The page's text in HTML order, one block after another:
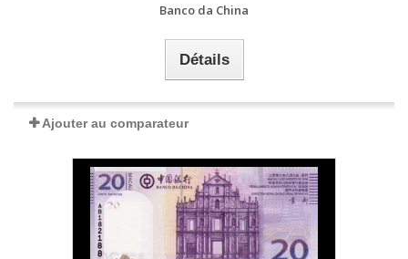
Banco da China
Détails
Ajouter au comparateur